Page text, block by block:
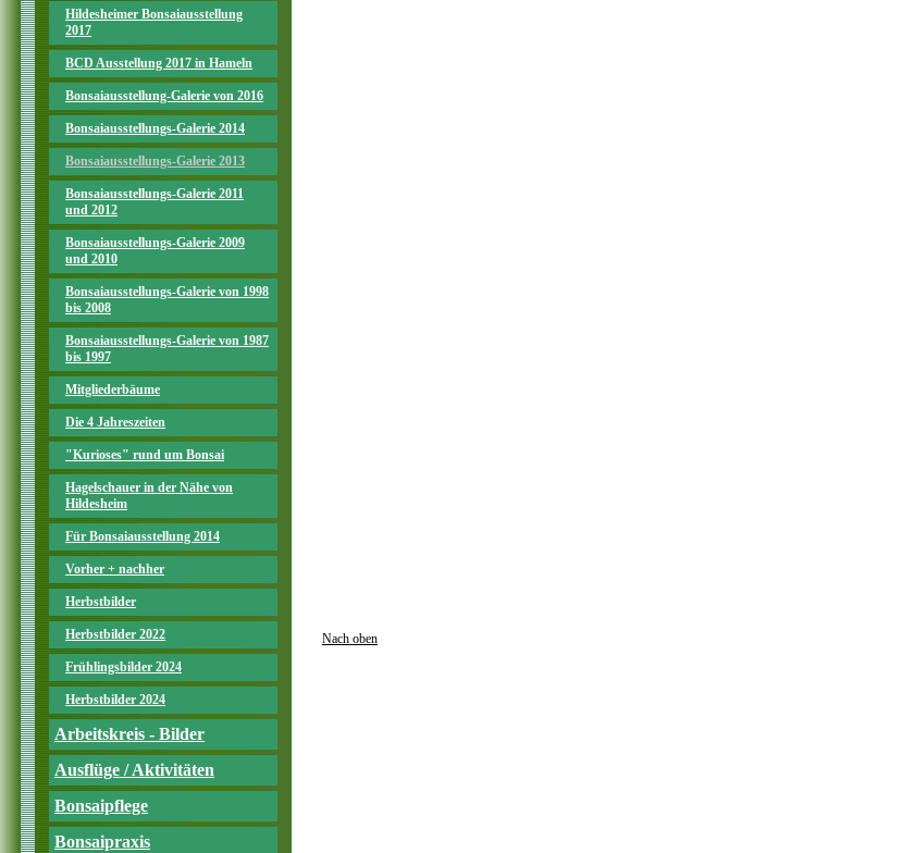
Hildesheimer Bonsaiausstellung
2017
BCD Ausstellung 2017 in Hameln
Bonsaiausstellung-Galerie von 2016
Bonsaiausstellungs-Galerie 2014
Bonsaiausstellungs-Galerie 2013
Bonsaiausstellungs-Galerie 2011
und 2012
Bonsaiausstellungs-Galerie 2009
und 2010
Bonsaiausstellungs-Galerie von 1998
bis 2008
Bonsaiausstellungs-Galerie von 1987
bis 1997
Mitgliederbäume
Die 4 Jahreszeiten
"Kurioses" rund um Bonsai
Hagelschauer in der Nähe von
Hildesheim
Für Bonsaiausstellung 2014
Vorher + nachher
Herbstbilder
Herbstbilder 2022
Frühlingsbilder 2024
Herbstbilder 2024
Arbeitskreis - Bilder
Ausflüge / Aktivitäten
Bonsaipflege
Bonsaipraxis
Nach oben